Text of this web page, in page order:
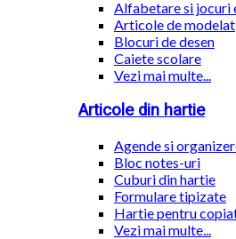
Alfabetare si jocuri
Articole de modelat
Blocuri de desen
Caiete scolare
Vezi mai multe...
Articole din hartie
Agende si
Bloc notes-uri
Cuburi din hartie
Formulare tipizate
Hartie pentru
Vezi mai multe...